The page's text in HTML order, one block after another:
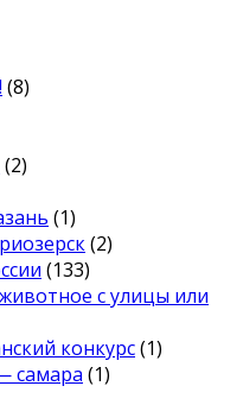
(8)
(2)
(1)
(2)
(133)
с улицы или
конкурс(1)
самара (1)